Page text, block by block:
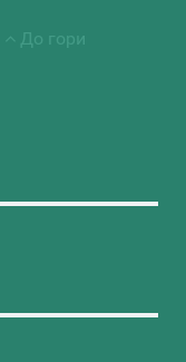
До гори